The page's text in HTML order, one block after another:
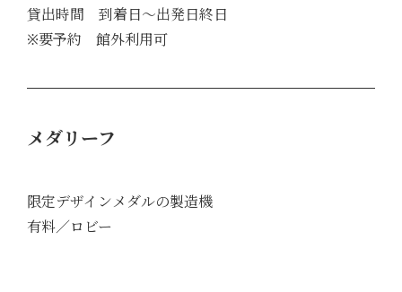
貸出時間 到着日～出発日終日
※要予約 館外利用可
メダリーフ
限定デザインメダルの製造機
有料／ロビー